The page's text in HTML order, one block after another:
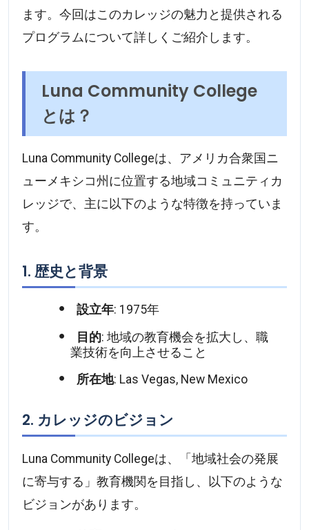
ます。今回はこのカレッジの魅力と提供される
プログラムについて詳しくご紹介します。
Luna Community College
とは？
Luna Community Collegeは、アメリカ合衆国ニ
ューメキシコ州に位置する地域コミュニティカ
レッジで、主に以下のような特徴を持っていま
す。
1. 歴史と背景
設立年: 1975年
目的: 地域の教育機会を拡大し、職
業技術を向上させること
所在地: Las Vegas, New Mexico
2. カレッジのビジョン
Luna Community Collegeは、「地域社会の発展
に寄与する」教育機関を目指し、以下のような
ビジョンがあります。